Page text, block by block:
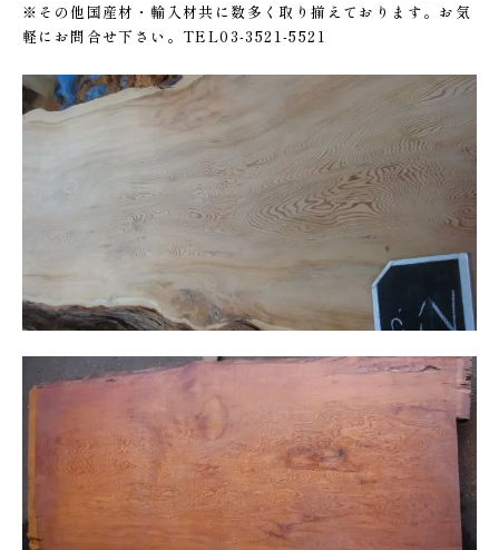
※その他国産材・輸入材共に数多く取り揃えております。お気
軽にお問合せ下さい。TEL03-3521-5521